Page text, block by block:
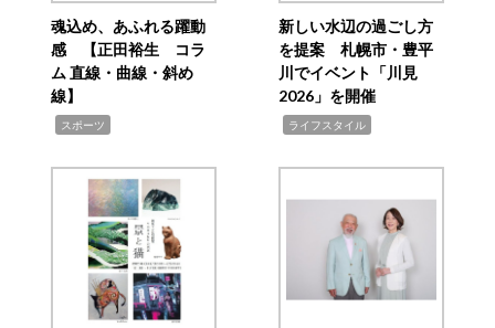
魂込め、あふれる躍動
感 【正田裕生 コラ
ム 直線・曲線・斜め
線】
スポーツ
新しい水辺の過ごし方
を提案 札幌市・豊平
川でイベント「川見
2026」を開催
ライフスタイル